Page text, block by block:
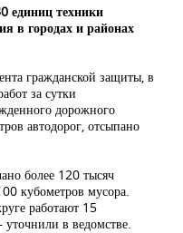
единиц техники
в городах и районах
гражданской защиты, в
за сутки
дорожного
автодорог, отсыпано
более 120 тысяч
кубометров мусора.
работают 15
в ведомстве.